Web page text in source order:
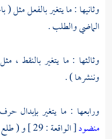
الماضي والطلب .
وننشرها ) .
ورابعها : ما يتغير بإبدال
منضود[ الواقعة : 29 ] و ( طلع ) .